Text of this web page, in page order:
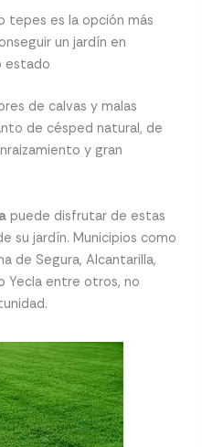
tepes es la opción más
un jardín en
estado
de calvas y malas
de césped natural, de
y gran
puede disfrutar de estas
su jardín. Municipios como
de Segura, Alcantarilla,
Yecla entre otros, no